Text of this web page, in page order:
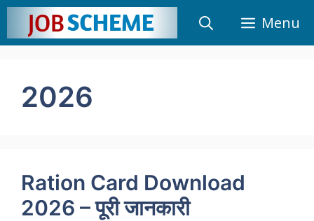
Skip
content
Menu
2026
Ration Card Download
2026 – पूरी जानकारी